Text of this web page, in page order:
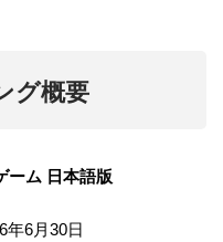
グ概要
ーム 日本語版
6月30日